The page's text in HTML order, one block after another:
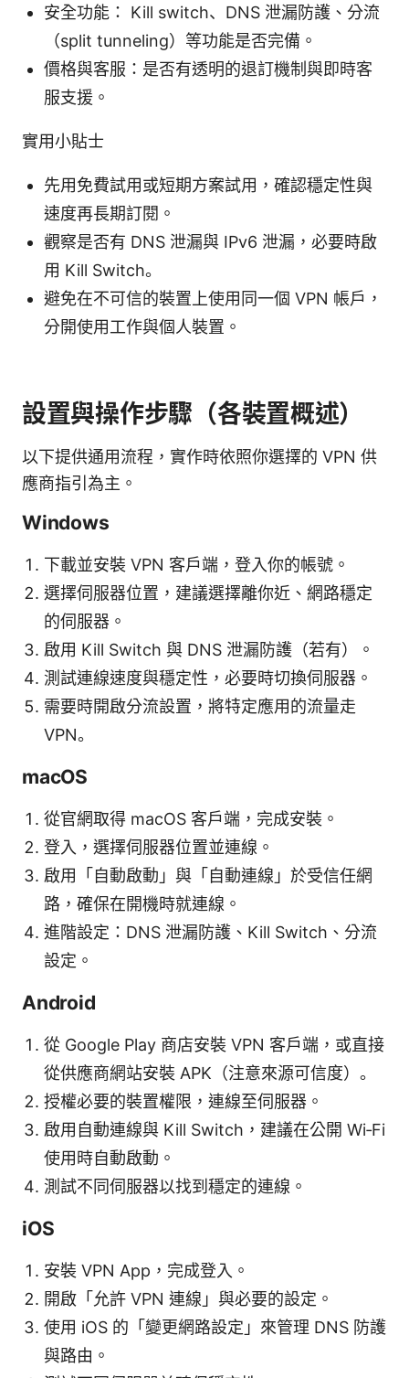
安全功能： Kill switch、DNS 泄漏防護、分流
（split tunneling）等功能是否完備。
價格與客服：是否有透明的退訂機制與即時客
服支援。
實用小貼士
先用免費試用或短期方案試用，確認穩定性與
速度再長期訂閱。
觀察是否有 DNS 泄漏與 IPv6 泄漏，必要時啟
用 Kill Switch。
避免在不可信的裝置上使用同一個 VPN 帳戶，
分開使用工作與個人裝置。
設置與操作步驟（各裝置概述）
以下提供通用流程，實作時依照你選擇的 VPN 供
應商指引為主。
Windows
下載並安裝 VPN 客戶端，登入你的帳號。
選擇伺服器位置，建議選擇離你近、網路穩定
的伺服器。
啟用 Kill Switch 與 DNS 泄漏防護（若有）。
測試連線速度與穩定性，必要時切換伺服器。
需要時開啟分流設置，將特定應用的流量走
VPN。
macOS
從官網取得 macOS 客戶端，完成安裝。
登入，選擇伺服器位置並連線。
啟用「自動啟動」與「自動連線」於受信任網
路，確保在開機時就連線。
進階設定：DNS 泄漏防護、Kill Switch、分流
設定。
Android
從 Google Play 商店安裝 VPN 客戶端，或直接
從供應商網站安裝 APK（注意來源可信度）。
授權必要的裝置權限，連線至伺服器。
啟用自動連線與 Kill Switch，建議在公開 Wi‑Fi
使用時自動啟動。
測試不同伺服器以找到穩定的連線。
iOS
安裝 VPN App，完成登入。
開啟「允許 VPN 連線」與必要的設定。
使用 iOS 的「變更網路設定」來管理 DNS 防護
與路由。